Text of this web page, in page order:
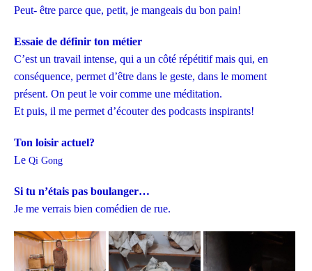
Peut- être parce que, petit, je mangeais du bon pain!
Essaie de définir ton métier
C’est un travail intense, qui a un côté répétitif mais qui, en
conséquence, permet d’être dans le geste, dans le moment
présent. On peut le voir comme une méditation.
Et puis, il me permet d’écouter des podcasts inspirants!
Ton loisir actuel?
Le Qi Gong
Si tu n’étais pas boulanger…
Je me verrais bien comédien de rue.